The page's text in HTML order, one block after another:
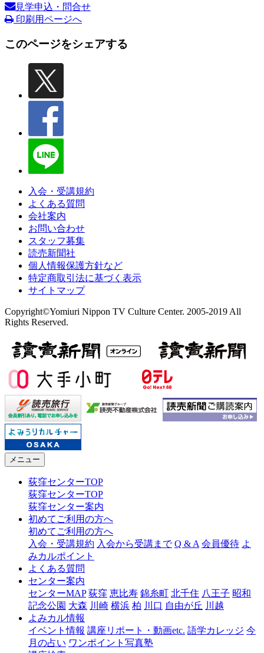
見学申込・問合せ
印刷用ページへ
このページをシェアする
入会・受講規約
よくある質問
会社案内
お問い合わせ
スタッフ募集
読売新聞社
個人情報保護方針など
特定商取引法に基づく表示
サイトマップ
Copyright©Yomiuri Nippon TV Culture Center. 2005-2019 All
Rights Reserved.
メニュー
荻窪センターTOP
荻窪センターTOP
荻窪センター案内
初めてご利用の方へ
初めてご利用の方へ
入会・受講規約 入会から受講まで Q & A 会員優待 よ
みカルポイント
よくある質問
センター案内
センターMAP 荻窪 恵比寿 錦糸町 北千住 八王子 昭和
記念公園 大森 川崎 横浜 柏 川口 自由が丘 川越
よみカル情報
イベント情報 講座リポート・動画etc. 語学カレッジ 今
月の占い ワンポイント写真塾